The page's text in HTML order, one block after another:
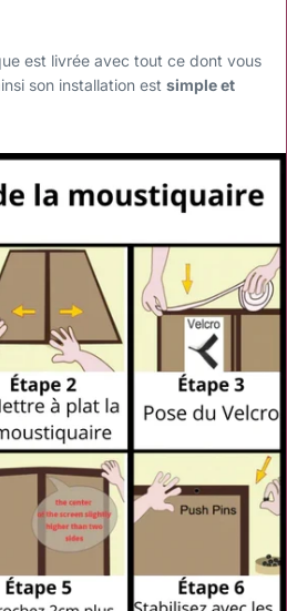
est livrée avec tout ce dont vous
son installation est simple et